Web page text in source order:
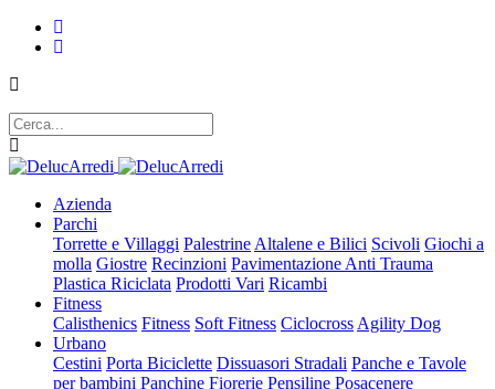
Azienda
Parchi
Torrette e Villaggi Palestrine Altalene e Bilici Scivoli Giochi a
molla Giostre Recinzioni Pavimentazione Anti Trauma
Plastica Riciclata Prodotti Vari Ricambi
Fitness
Calisthenics Fitness Soft Fitness Ciclocross Agility Dog
Urbano
Cestini Porta Biciclette Dissuasori Stradali Panche e Tavole
per bambini Panchine Fiorerie Pensiline Posacenere